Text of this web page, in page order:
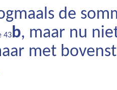
de
43b, maar nu
met